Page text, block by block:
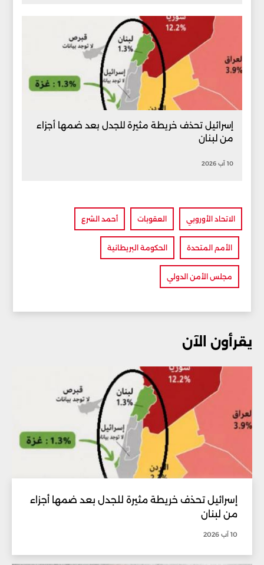
إسرائيل تحذف خريطة مثيرة للجدل بعد ضمها أجزاء
من لبنان
10 آب 2026
الاتحاد الأوروبي العقوبات أحمد الشرع
الأمم المتحدة الحكومة البريطانية
مجلس الأمن الدولي
يقرأون الآن
إسرائيل تحذف خريطة مثيرة للجدل بعد ضمها أجزاء
من لبنان
10 آب 2026